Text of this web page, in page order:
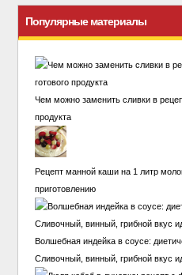
Популярные материалы
Чем можно заменить сливки в
продукта
Рецепт манной каши на 1 литр
приготовлению
Волшебная индейка в соусе:
Сливочный, винный, грибной вкус